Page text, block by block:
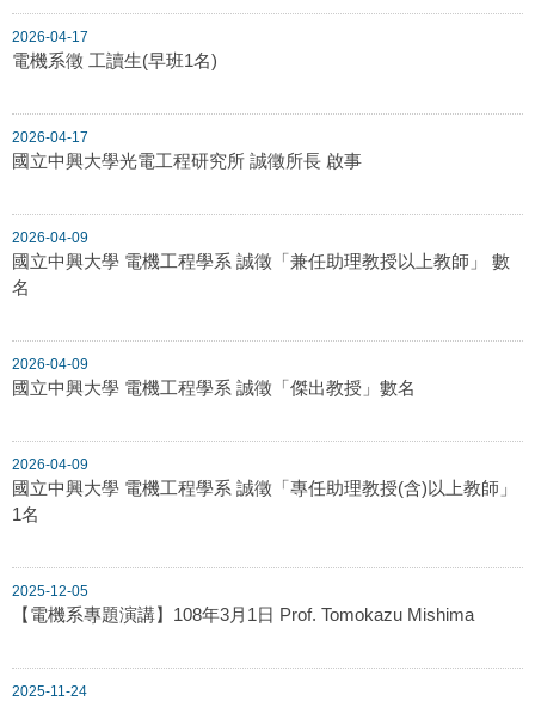
2026-04-17
電機系徵 工讀生(早班1名)
2026-04-17
國立中興大學光電工程研究所 誠徵所長 啟事
2026-04-09
國立中興大學 電機工程學系 誠徵「兼任助理教授以上教師」 數
名
2026-04-09
國立中興大學 電機工程學系 誠徵「傑出教授」數名
2026-04-09
國立中興大學 電機工程學系 誠徵「專任助理教授(含)以上教師」
1名
2025-12-05
【電機系專題演講】108年3月1日 Prof. Tomokazu Mishima
2025-11-24